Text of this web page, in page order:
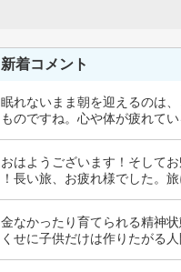
新着コメント
眠れないまま朝を迎えるのは
ものですね。心や体が疲れて
おはようございます！そして
！長い旅、お疲れ様でした。
金なかったり育てられる精神
くせに子供だけは作りたがる